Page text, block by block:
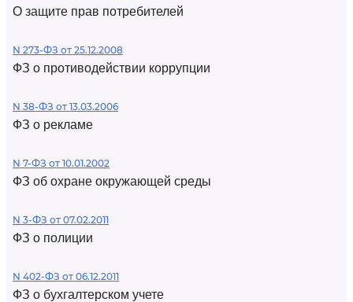
О защите прав потребителей
N 273-ФЗ от 25.12.2008
ФЗ о противодействии коррупции
N 38-ФЗ от 13.03.2006
ФЗ о рекламе
N 7-ФЗ от 10.01.2002
ФЗ об охране окружающей среды
N 3-ФЗ от 07.02.2011
ФЗ о полиции
N 402-ФЗ от 06.12.2011
ФЗ о бухгалтерском учете